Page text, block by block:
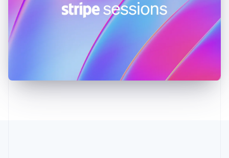
スウェーデン
English